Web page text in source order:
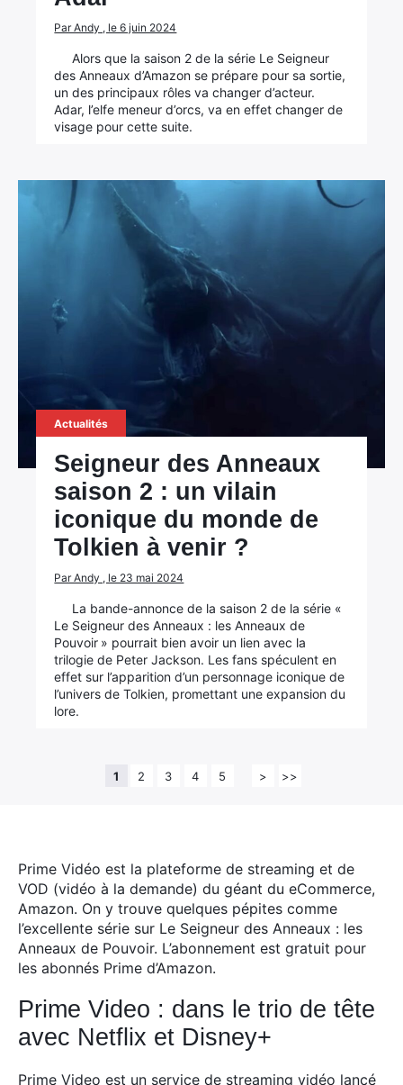
Prime Vidéo est la plateforme de streaming et de
VOD (vidéo à la demande) du géant du eCommerce,
Amazon. On y trouve quelques pépites comme
l’excellente série sur Le Seigneur des Anneaux : les
Anneaux de Pouvoir. L’abonnement est gratuit pour
les abonnés Prime d’Amazon.
Prime Video : dans le trio de tête
avec Netflix et Disney+
Prime Video est un service de streaming vidéo lancé
Par Andy , le 6 juin 2024
Alors que la saison 2 de la série Le Seigneur
des Anneaux d’Amazon se prépare pour sa sortie,
un des principaux rôles va changer d’acteur.
Adar, l’elfe meneur d’orcs, va en effet changer de
visage pour cette suite.
Actualités
Seigneur des Anneaux
saison 2 : un vilain
iconique du monde de
Tolkien à venir ?
Par Andy , le 23 mai 2024
La bande-annonce de la saison 2 de la série «
Le Seigneur des Anneaux : les Anneaux de
Pouvoir » pourrait bien avoir un lien avec la
trilogie de Peter Jackson. Les fans spéculent en
effet sur l’apparition d’un personnage iconique de
l’univers de Tolkien, promettant une expansion du
lore.
1 2 3 4 5 > >>